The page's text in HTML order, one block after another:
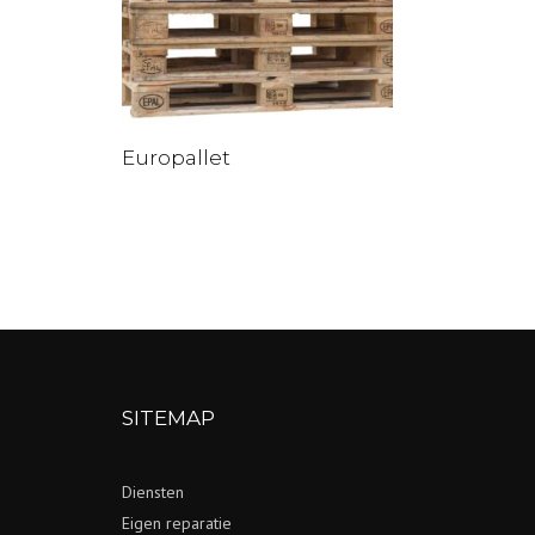
Europallet
SITEMAP
Diensten
Eigen reparatie